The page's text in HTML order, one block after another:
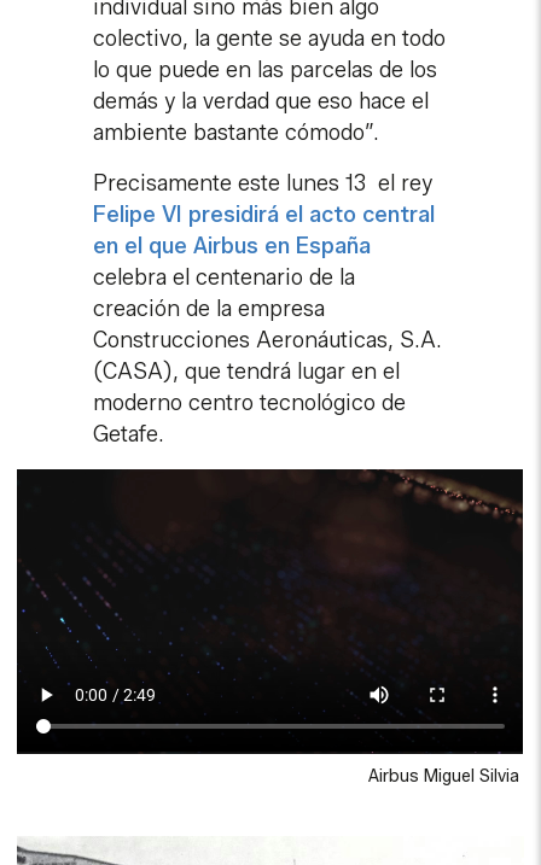
individual sino más bien algo
colectivo, la gente se ayuda en todo
lo que puede en las parcelas de los
demás y la verdad que eso hace el
ambiente bastante cómodo”.
Precisamente este lunes 13 el rey
Felipe VI presidirá el acto central
en el que Airbus en España
celebra el centenario de la
creación de la empresa
Construcciones Aeronáuticas, S.A.
(CASA), que tendrá lugar en el
moderno centro tecnológico de
Getafe.
Airbus Miguel Silvia